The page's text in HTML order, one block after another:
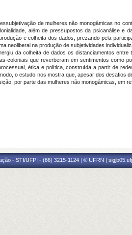
de mulheres não monogâmicas no
além de pressupostos da psicanálise e
e colheita dos dados, prezando pela
neoliberal na produção de subjetividades
da colheita de dados os distanciamentos
coloniais que reverberam em sentimentos como
ética e política, construída a partir de
o estudo nos mostra que, apesar dos desafios
por parte das mulheres não monogâmicas, em
- STI/UFPI - (86) 3215-1124 | © UFRN |